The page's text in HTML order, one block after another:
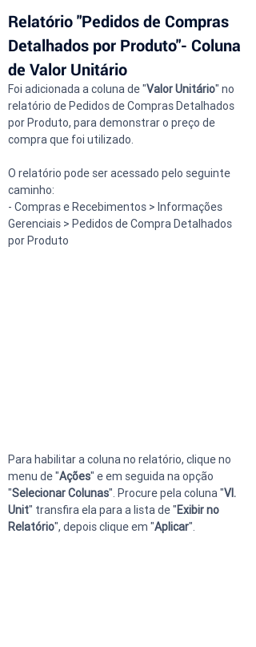
Relatório "Pedidos de Compras
Detalhados por Produto"- Coluna
de Valor Unitário
Foi adicionada a coluna de "Valor Unitário" no
relatório de Pedidos de Compras Detalhados
por Produto, para demonstrar o preço de
compra que foi utilizado.
O relatório pode ser acessado pelo seguinte
caminho:
- Compras e Recebimentos > Informações
Gerenciais > Pedidos de Compra Detalhados
por Produto
Para habilitar a coluna no relatório, clique no
menu de "Ações" e em seguida na opção
"Selecionar Colunas". Procure pela coluna "Vl.
Unit" transfira ela para a lista de "Exibir no
Relatório", depois clique em "Aplicar".